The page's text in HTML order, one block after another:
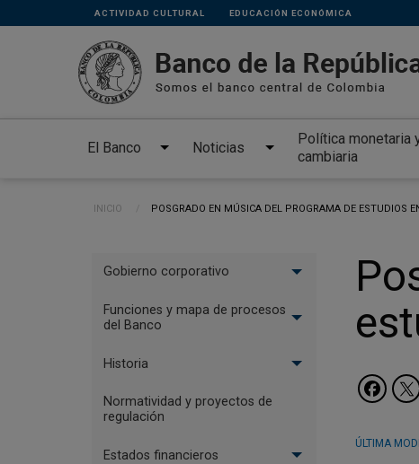
Pasar al contenido principal
Links
secundarios
ACTIVIDAD CULTURAL EDUCACIÓN ECONÓMICA
El Banco Noticias
Política monetaria
cambiaria
Ruta de navegación
INICIO CURRENT:
POSGRADO EN MÚSICA DEL PROGRAMA DE ESTUDIOS
ÚLTIMA
Menu
Banco
Gobierno corporativo
Funciones y mapa de procesos
del Banco
Historia
Normatividad y proyectos de
regulación
Estados financieros